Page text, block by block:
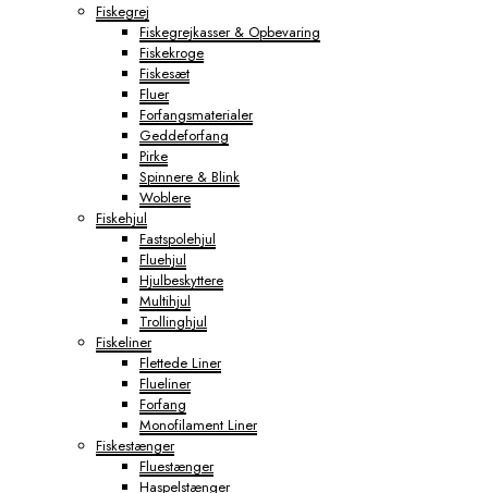
Fiskegrej
Fiskegrejkasser & Opbevaring
Fiskekroge
Fiskesæt
Fluer
Forfangsmaterialer
Geddeforfang
Pirke
Spinnere & Blink
Woblere
Fiskehjul
Fastspolehjul
Fluehjul
Hjulbeskyttere
Multihjul
Trollinghjul
Fiskeliner
Flettede Liner
Flueliner
Forfang
Monofilament Liner
Fiskestænger
Fluestænger
Haspelstænger